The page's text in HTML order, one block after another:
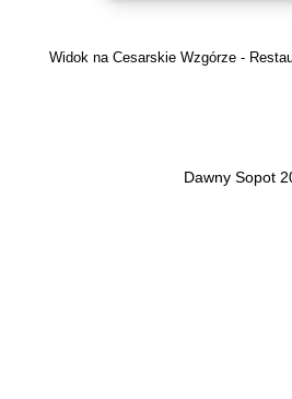
Widok na Cesarskie Wzgórze -
Dawny Sopot